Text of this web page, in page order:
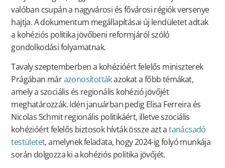
valóban csupán a nagyvárosi és fővárosi régiók versenye
hajtja. A dokumentum megállapításai új lendületet adtak
a kohéziós politika jövőbeni reformjáról szóló
gondolkodási folyamatnak.
Tavaly szeptemberben a kohézióért felelős miniszterek
Prágában márazonosítottákazokat a főbb témákat,
amely a szociális és regionális kohézió jövőjét
meghatározzák. Idén januárban pedig Elisa Ferreira és
Nicolas Schmit regionális politikáért, illetve szociális
kohézióért felelős biztosok hívták össze azt atanácsadó
testületet, amelynek feladata, hogy 2024-ig folyó munkája
során dolgozza ki a kohéziós politika jövőjét.